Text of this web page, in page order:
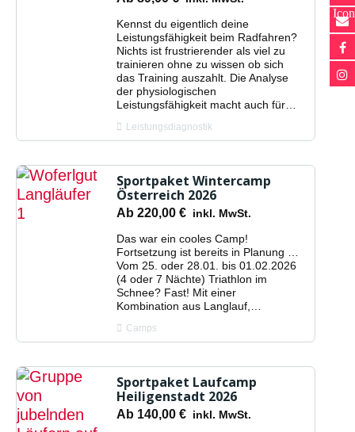
Kennst du eigentlich deine
Leistungsfähigkeit beim Radfahren?
Nichts ist frustrierender als viel zu
trainieren ohne zu wissen ob sich
das Training auszahlt. Die Analyse
der physiologischen
Leistungsfähigkeit macht auch für…
Leistungsdiagnostik
Sportpaket Wintercamp
Österreich 2026
Ab 220,00 € inkl. MwSt.
Das war ein cooles Camp!
Fortsetzung ist bereits in Planung …
Vom 25. oder 28.01. bis 01.02.2026
(4 oder 7 Nächte) Triathlon im
Schnee? Fast! Mit einer
Kombination aus Langlauf,…
Camps
Sportpaket Laufcamp
Heiligenstadt 2026
Ab 140,00 € inkl. MwSt.